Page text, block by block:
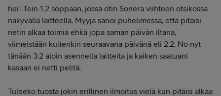
hei! Tein 1.2 soppaan, jossa otin Sonera viihteen otsikossa
näkyvällä laitteella. Myyjä sanoi puhelimessa, että pitäisi
netin alkaa toimia ehkä jopa saman päivän iltana,
viimeistään kuitenkin seuraavana päivänä eli 2.2. No nyt
tänään 3.2 aloin asennella laitteita ja kaiken saatuani
kasaan ei netti pelitä.
Tuleeko tuosta jokin erillinen ilmoitus vielä kun pitäisi alkaa